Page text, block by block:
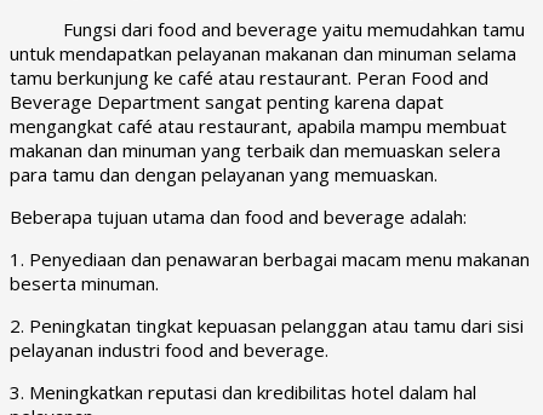
Fungsi dari food and beverage yaitu memudahkan tamu
untuk mendapatkan pelayanan makanan dan minuman selama
tamu berkunjung ke café atau restaurant. Peran Food and
Beverage Department sangat penting karena dapat
mengangkat café atau restaurant, apabila mampu membuat
makanan dan minuman yang terbaik dan memuaskan selera
para tamu dan dengan pelayanan yang memuaskan.
Beberapa tujuan utama dan food and beverage adalah:
1. Penyediaan dan penawaran berbagai macam menu makanan
beserta minuman.
2. Peningkatan tingkat kepuasan pelanggan atau tamu dari sisi
pelayanan industri food and beverage.
3. Meningkatkan reputasi dan kredibilitas hotel dalam hal